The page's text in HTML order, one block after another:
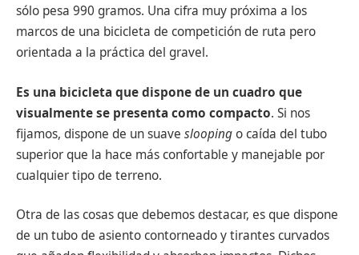
sólo pesa 990 gramos. Una cifra muy próxima a los
marcos de una bicicleta de competición de ruta pero
orientada a la práctica del gravel.
Es una bicicleta que dispone de un cuadro que
visualmente se presenta como compacto. Si nos
fijamos, dispone de un suave sloopingo caída del tubo
superior que la hace más confortable y manejable por
cualquier tipo de terreno.
Otra de las cosas que debemos destacar, es que dispone
de un tubo de asiento contorneado y tirantes curvados